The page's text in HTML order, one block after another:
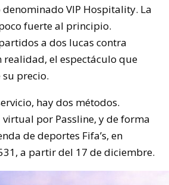
denominado VIP Hospitality. La
fuerte al principio.
a dos lucas contra
realidad, el espectáculo que
precio.
hay dos métodos.
por Passline, y de forma
de deportes Fifa’s, en
a partir del 17 de diciembre.